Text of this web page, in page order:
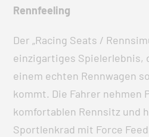
Rennfeeling
Der „Racing Seats /
einzigartiges Spielerlebnis,
einem echten Rennwagen
kommt. Die Fahrer nehmen
komfortablen Rennsitz und
Sportlenkrad mit Force